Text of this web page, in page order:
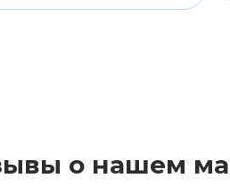
о нашем